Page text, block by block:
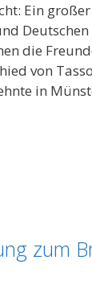
Ein
die
von
in
zum